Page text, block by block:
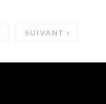
SUIVANT